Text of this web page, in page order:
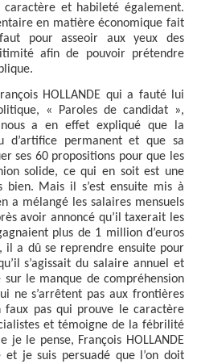
et habileté également.
en matière économique fait
pour asseoir aux yeux des
afin de pouvoir prétendre
HOLLANDE qui a fauté lui
« Paroles de candidat »,
a en effet expliqué que la
d’artifice permanent et que sa
ses 60 propositions pour que les
solide, ce qui en soit est une
Mais il s’est ensuite mis à
a mélangé les salaires mensuels
avoir annoncé qu’il taxerait les
plus de 1 million d’euros
il a dû se reprendre ensuite pour
s’agissait du salaire annuel et
sur le manque de compréhension
ne s’arrêtent pas aux frontières
faux pas qui prouve le caractère
et témoigne de la fébrilité
je le pense, François HOLLANDE
je suis persuadé que l’on doit